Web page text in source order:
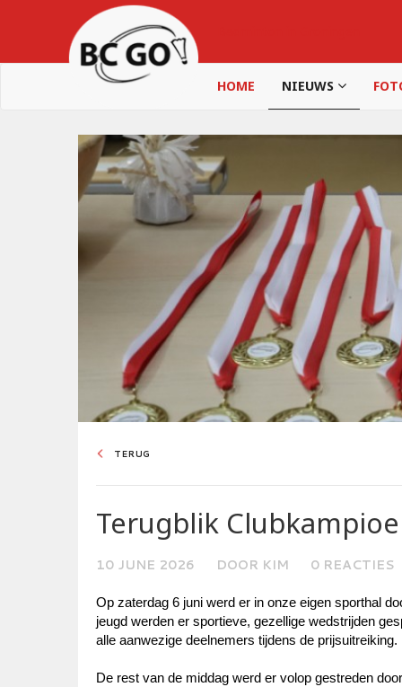
HOME NIEUWS
TERUG
Terugblik
10 JUNE 2026 DOOR KIM 0 REACTIES
Op zaterdag 6 juni werd er in onze eigen sporthal
jeugd werden er sportieve, gezellige wedstrijden
alle aanwezige deelnemers tijdens de prijsuitreiking.
De rest van de middag werd er volop gestreden